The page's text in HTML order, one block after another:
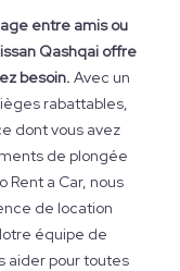
entre amis ou
Qashqai offre
besoin. Avec un
rabattables,
dont vous avez
de plongée
Rent a Car, nous
de location
équipe de
aider pour toutes